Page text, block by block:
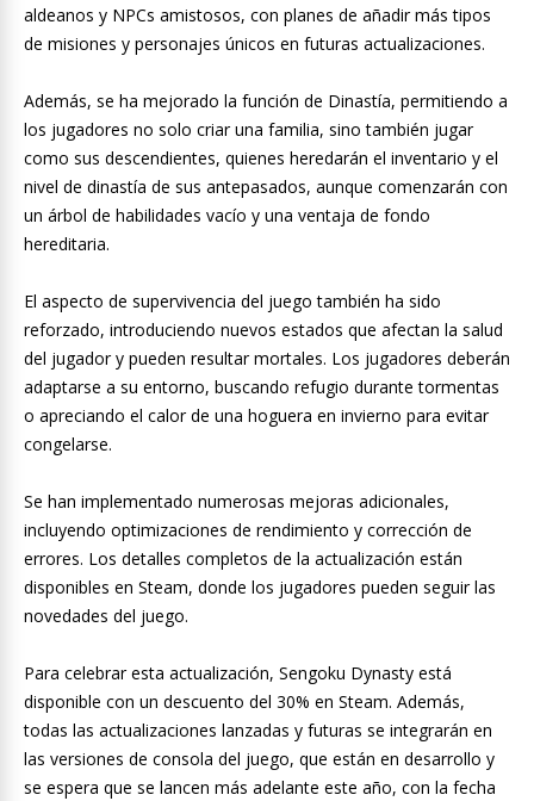
aldeanos y NPCs amistosos, con planes de añadir más tipos
de misiones y personajes únicos en futuras actualizaciones.
Además, se ha mejorado la función de Dinastía, permitiendo a
los jugadores no solo criar una familia, sino también jugar
como sus descendientes, quienes heredarán el inventario y el
nivel de dinastía de sus antepasados, aunque comenzarán con
un árbol de habilidades vacío y una ventaja de fondo
hereditaria.
El aspecto de supervivencia del juego también ha sido
reforzado, introduciendo nuevos estados que afectan la salud
del jugador y pueden resultar mortales. Los jugadores deberán
adaptarse a su entorno, buscando refugio durante tormentas
o apreciando el calor de una hoguera en invierno para evitar
congelarse.
Se han implementado numerosas mejoras adicionales,
incluyendo optimizaciones de rendimiento y corrección de
errores. Los detalles completos de la actualización están
disponibles en Steam, donde los jugadores pueden seguir las
novedades del juego.
Para celebrar esta actualización, Sengoku Dynasty está
disponible con un descuento del 30% en Steam. Además,
todas las actualizaciones lanzadas y futuras se integrarán en
las versiones de consola del juego, que están en desarrollo y
se espera que se lancen más adelante este año, con la fecha